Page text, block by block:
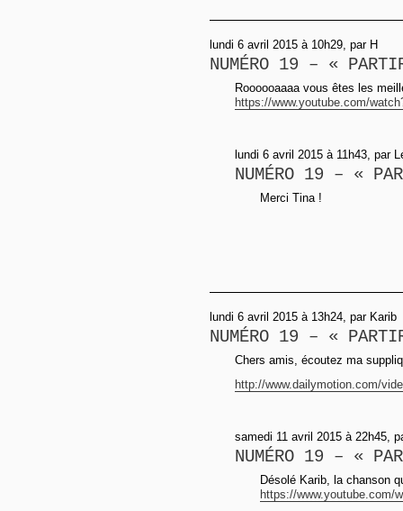
lundi 6 avril 2015 à 10h29, par H
NUMÉRO 19 – «
Roooooaaaa vous êtes les
https://www.youtube.com/
lundi 6 avril 2015 à 11h43, par
NUMÉRO 19 – «
Merci Tina !
lundi 6 avril 2015 à 13h24, par Karib
NUMÉRO 19 – «
Chers amis, écoutez ma
http://www.dailymotion.com/
samedi 11 avril 2015 à 22h45,
NUMÉRO 19 – «
Désolé Karib, la chanson
https://www.youtube.com/